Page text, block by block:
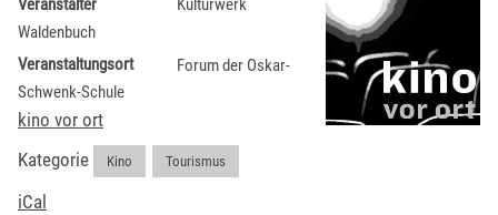
Veranstalter
Kulturwerk
Waldenbuch
Veranstaltungsort
Forum der Oskar-
Schwenk-Schule
kino vor ort
Kategorie
Kino Tourismus
iCal